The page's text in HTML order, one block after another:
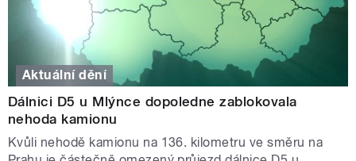
Aktuální dění
Dálnici D5 u Mlýnce dopoledne zablokovala
nehoda kamionu
Kvůli nehodě kamionu na 136. kilometru ve směru na